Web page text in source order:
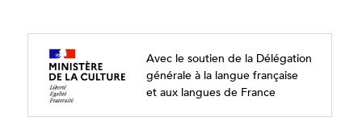
Avec le soutien de la Délégation
générale à la langue française
et aux langues de France